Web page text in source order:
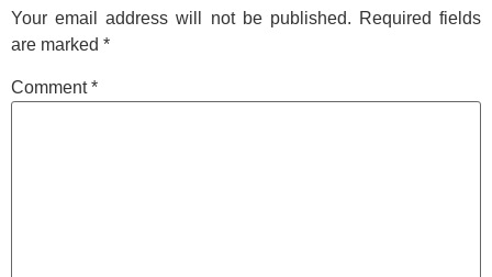
Your email address will not be published. Required fields
are marked *
Comment*